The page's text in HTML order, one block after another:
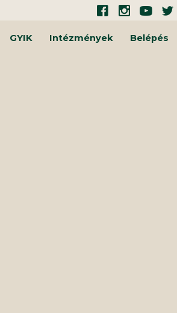
GYIK Intézmények Belépés